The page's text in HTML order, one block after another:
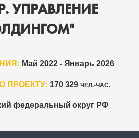
УПРАВЛЕНИЕ
Май 2022 - Январь 2026
ПРОЕКТУ: 170 329 ЧЕЛ.-ЧАС.
федеральный округ РФ